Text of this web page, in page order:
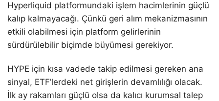
Hyperliquid platformundaki işlem hacimlerinin güçlü
kalıp kalmayacağı. Çünkü geri alım mekanizmasının
etkili olabilmesi için platform gelirlerinin
sürdürülebilir biçimde büyümesi gerekiyor.
HYPE için kısa vadede takip edilmesi gereken ana
sinyal, ETF’lerdeki net girişlerin devamlılığı olacak.
İlk ay rakamları güçlü olsa da kalıcı kurumsal talep